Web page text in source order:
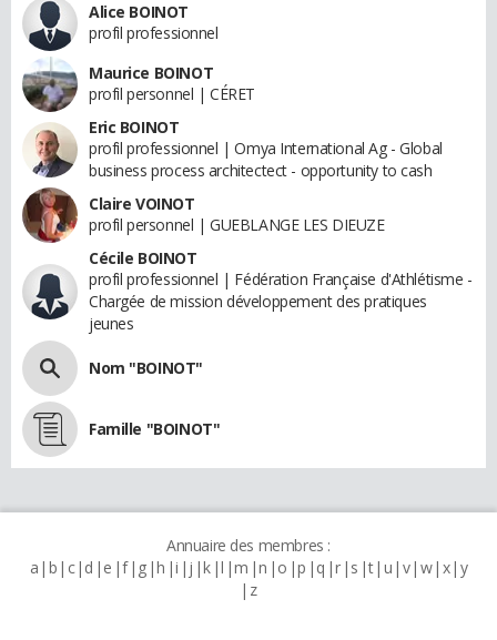
Alice BOINOT
profil professionnel
Maurice BOINOT
profil personnel | CÉRET
Eric BOINOT
profil professionnel | Omya International Ag - Global
business process architectect - opportunity to cash
Claire VOINOT
profil personnel | GUEBLANGE LES DIEUZE
Cécile BOINOT
profil professionnel | Fédération Française d'Athlétisme -
Chargée de mission développement des pratiques
jeunes
Nom "BOINOT"
Famille "BOINOT"
Annuaire des membres :
a b c d e f g h i j k l m n o p q r s t u v w x y
z